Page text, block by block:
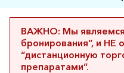
ВАЖНО: Мы являемся
бронирования”, и НЕ
“дистанционную
препаратами”.